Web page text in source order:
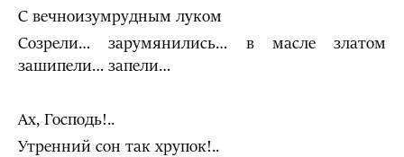
С вечноизумрудным луком
Созрели… зарумянились… в масле златом
зашипели… запели…
Ах, Господь!..
Утренний сон так хрупок!..